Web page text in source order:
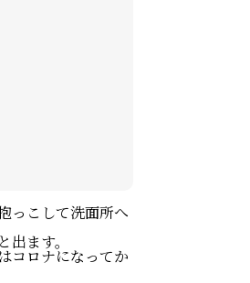
っこして洗面所へ
ます。
コロナになってか